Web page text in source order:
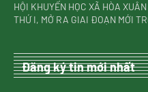
HỘI KHUYẾN HỌC XÃ HÒA
THỨ I, MỞ RA GIAI ĐOẠN MỚI
Đăng ký tin mới nhất